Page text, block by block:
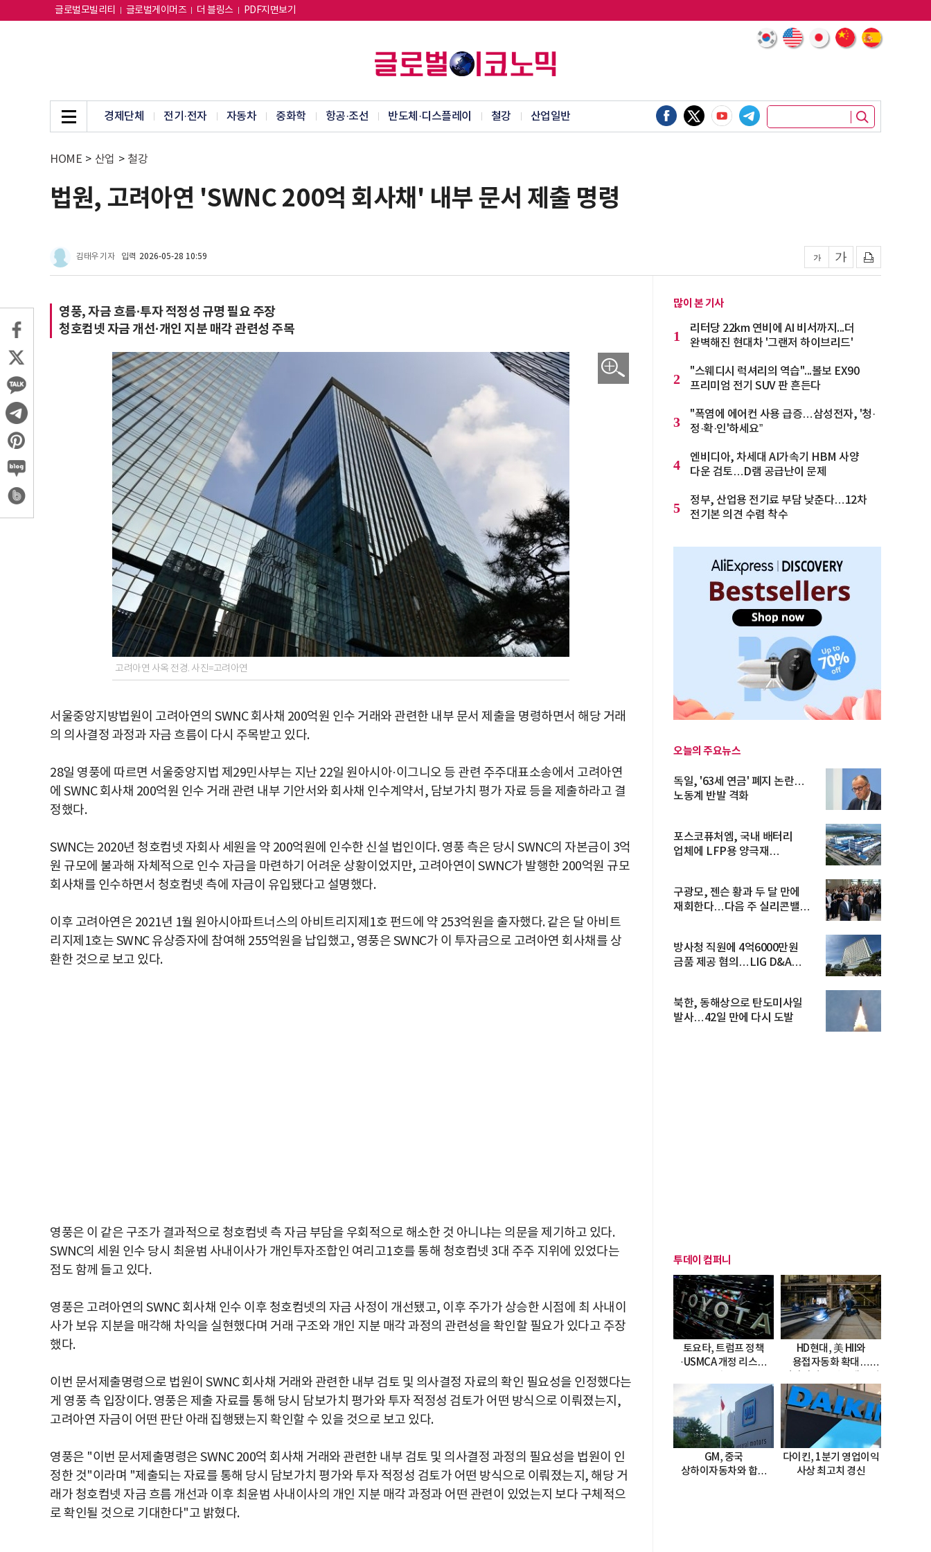
글로벌모빌리티 글로벌게이머즈 더 블링스 PDF지면보기
경제단체 전기·전자 자동차 중화학 항공·조선 반도체·디스플레이 철강 산업일반
HOME > 산업 > 철강
법원, 고려아연 'SWNC 200억 회사채' 내부 문서 제출 명령
김태우 기자 입력 2026-05-28 10:59
영풍, 자금 흐름·투자 적정성 규명 필요 주장
청호컴넷 자금 개선·개인 지분 매각 관련성 주목
고려아연 사옥 전경. 사진=고려아연
서울중앙지방법원이 고려아연의 SWNC 회사채 200억원 인수 거래와 관련한 내부 문서 제출을 명령하면서 해당 거래
의 의사결정 과정과 자금 흐름이 다시 주목받고 있다.
28일 영풍에 따르면 서울중앙지법 제29민사부는 지난 22일 원아시아·이그니오 등 관련 주주대표소송에서 고려아연
에 SWNC 회사채 200억원 인수 거래 관련 내부 기안서와 회사채 인수계약서, 담보가치 평가 자료 등을 제출하라고 결
정했다.
SWNC는 2020년 청호컴넷 자회사 세원을 약 200억원에 인수한 신설 법인이다. 영풍 측은 당시 SWNC의 자본금이 3억
원 규모에 불과해 자체적으로 인수 자금을 마련하기 어려운 상황이었지만, 고려아연이 SWNC가 발행한 200억원 규모
회사채를 인수하면서 청호컴넷 측에 자금이 유입됐다고 설명했다.
이후 고려아연은 2021년 1월 원아시아파트너스의 아비트리지제1호 펀드에 약 253억원을 출자했다. 같은 달 아비트
리지제1호는 SWNC 유상증자에 참여해 255억원을 납입했고, 영풍은 SWNC가 이 투자금으로 고려아연 회사채를 상
환한 것으로 보고 있다.
영풍은 이 같은 구조가 결과적으로 청호컴넷 측 자금 부담을 우회적으로 해소한 것 아니냐는 의문을 제기하고 있다.
SWNC의 세원 인수 당시 최윤범 사내이사가 개인투자조합인 여리고1호를 통해 청호컴넷 3대 주주 지위에 있었다는
점도 함께 들고 있다.
영풍은 고려아연의 SWNC 회사채 인수 이후 청호컴넷의 자금 사정이 개선됐고, 이후 주가가 상승한 시점에 최 사내이
사가 보유 지분을 매각해 차익을 실현했다며 거래 구조와 개인 지분 매각 과정의 관련성을 확인할 필요가 있다고 주장
했다.
이번 문서제출명령으로 법원이 SWNC 회사채 거래와 관련한 내부 검토 및 의사결정 자료의 확인 필요성을 인정했다는
게 영풍 측 입장이다. 영풍은 제출 자료를 통해 당시 담보가치 평가와 투자 적정성 검토가 어떤 방식으로 이뤄졌는지,
고려아연 자금이 어떤 판단 아래 집행됐는지 확인할 수 있을 것으로 보고 있다.
영풍은 "이번 문서제출명령은 SWNC 200억 회사채 거래와 관련한 내부 검토 및 의사결정 과정의 필요성을 법원이 인
정한 것"이라며 "제출되는 자료를 통해 당시 담보가치 평가와 투자 적정성 검토가 어떤 방식으로 이뤄졌는지, 해당 거
래가 청호컴넷 자금 흐름 개선과 이후 최윤범 사내이사의 개인 지분 매각 과정과 어떤 관련이 있었는지 보다 구체적으
로 확인될 것으로 기대한다"고 밝혔다.
많이 본 기사
1
리터당 22km 연비에 AI 비서까지...더
완벽해진 현대차 '그랜저 하이브리드'
2
"스웨디시 럭셔리의 역습"...볼보 EX90
프리미엄 전기 SUV 판 흔든다
3
"폭염에 에어컨 사용 급증…삼성전자, '청·
정·확·인'하세요”
4
엔비디아, 차세대 AI가속기 HBM 사양
다운 검토…D램 공급난이 문제
5
정부, 산업용 전기료 부담 낮춘다…12차
전기본 의견 수렴 착수
오늘의 주요뉴스
독일, '63세 연금' 폐지 논란…
노동계 반발 격화
포스코퓨처엠, 국내 배터리
업체에 LFP용 양극재
구광모, 젠슨 황과 두 달 만에
재회한다…다음 주 실리콘밸리
방사청 직원에 4억6000만원
금품 제공 혐의…LIG D&A
북한, 동해상으로 탄도미사일
발사…42일 만에 다시 도발
투데이 컴퍼니
토요타, 트럼프 정책
·USMCA 개정 리스크
HD현대, 美 HII와
용접자동화 확대…
도입
GM, 중국
상하이자동차와 합작
다이킨, 1분기 영업이익
사상 최고치 경신